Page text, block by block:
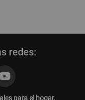
redes:
para el hogar,